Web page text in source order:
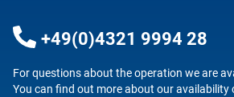
+49(0)4321 9994 28
For questions about the operation we are
You can find out more about our availability